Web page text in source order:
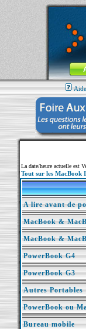
MacBook-fr.com :
Aller au
Aide
La date/heure actuelle est
Tout sur les MacBook
A lire avant de
MacBook &
MacBook &
PowerBook G4
PowerBook G3
Autres Portables
PowerBook ou
Bureau mobile